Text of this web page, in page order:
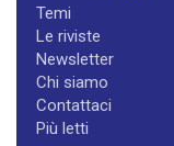
Temi
Le riviste
Newsletter
Chi siamo
Contattaci
Più letti